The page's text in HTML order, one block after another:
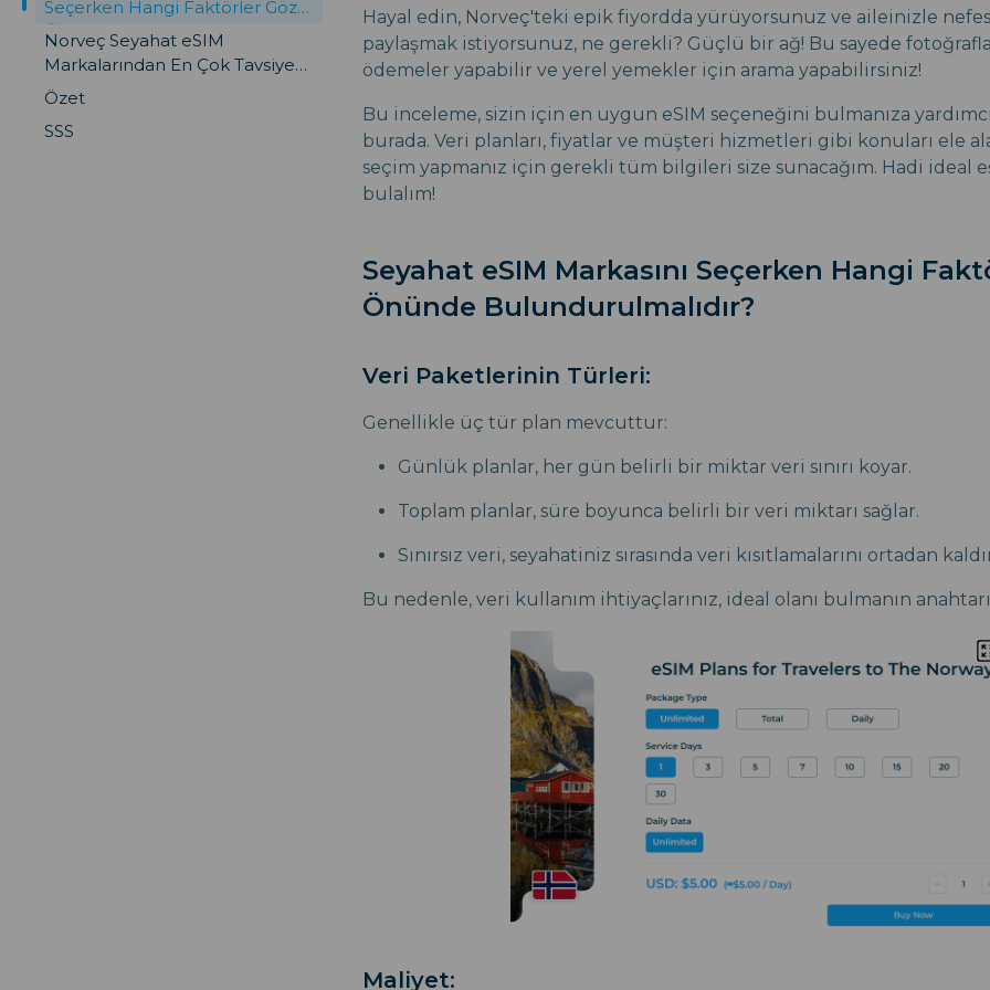
Seçerken Hangi Faktörler Göz
Önünde Bulundurulmalıdır?
Norveç Seyahat eSIM
Markalarından En Çok Tavsiye
Edilen 3 Marka
Özet
SSS
Hayal edin, Norveç'teki epik fiyordda yürüyorsunuz ve aileinizle nefes
paylaşmak istiyorsunuz, ne gerekli? Güçlü bir ağ! Bu sayede
ödemeler yapabilir ve yerel yemekler için arama yapabilirsiniz!
Bu inceleme, sizin için en uygun eSIM seçeneğini bulmanıza
burada. Veri planları, fiyatlar ve müşteri hizmetleri gibi konuları ele
seçim yapmanız için gerekli tüm bilgileri size sunacağım. Hadi ideal
bulalım!
Seyahat eSIM Markasını Seçerken Hangi
Önünde Bulundurulmalıdır?
Veri Paketlerinin Türleri:
Genellikle üç tür plan mevcuttur:
Günlük planlar, her gün belirli bir miktar veri sınırı koyar.
Toplam planlar, süre boyunca belirli bir veri miktarı sağlar.
Sınırsız veri, seyahatiniz sırasında veri kısıtlamalarını ortadan
Bu nedenle, veri kullanım ihtiyaçlarınız, ideal olanı bulmanın
Maliyet: